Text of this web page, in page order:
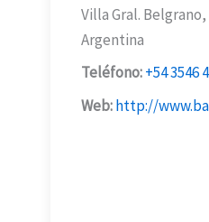
Villa Gral.
Argentina
Teléfono:+54 3546
Web:http://